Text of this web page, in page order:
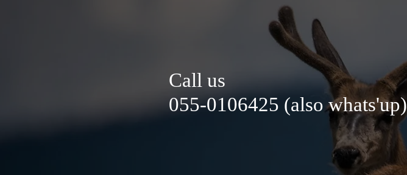
Call us
055-0106425 (also whats'up)